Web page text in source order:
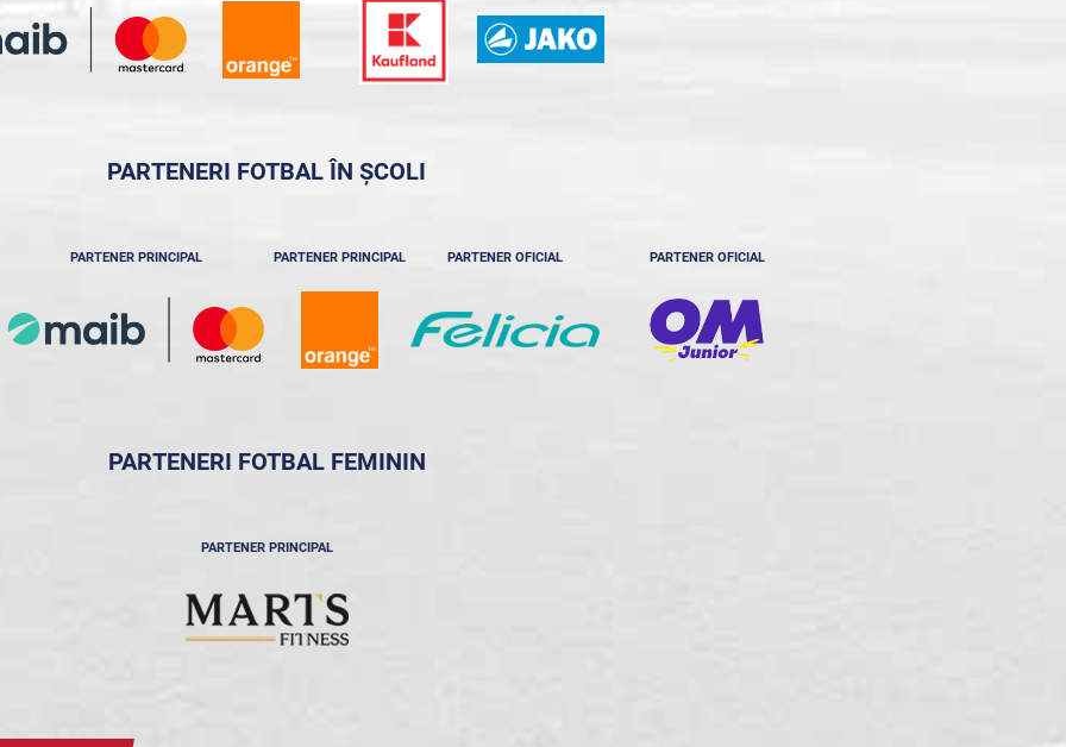
PARTENERI FOTBAL ÎN ȘCOLI
PARTENER PRINCIPAL PARTENER PRINCIPAL PARTENER OFICIAL PARTENER OFICIAL
PARTENERI FOTBAL FEMININ
PARTENER PRINCIPAL